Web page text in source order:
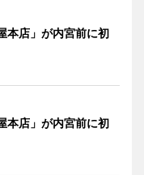
本店」が内宮前に初
本店」が内宮前に初